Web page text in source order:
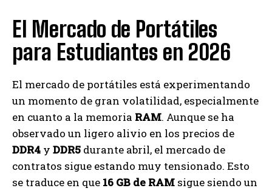
El Mercado de Portátiles
para Estudiantes en 2026
El mercado de portátiles está experimentando
un momento de gran volatilidad, especialmente
en cuanto a la memoria RAM. Aunque se ha
observado un ligero alivio en los precios de
DDR4 y DDR5 durante abril, el mercado de
contratos sigue estando muy tensionado. Esto
se traduce en que 16 GB de RAM sigue siendo un